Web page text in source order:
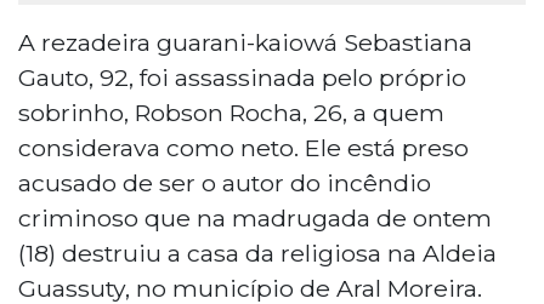
A rezadeira guarani-kaiowá Sebastiana
Gauto, 92, foi assassinada pelo próprio
sobrinho, Robson Rocha, 26, a quem
considerava como neto. Ele está preso
acusado de ser o autor do incêndio
criminoso que na madrugada de ontem
(18) destruiu a casa da religiosa na Aldeia
Guassuty, no município de Aral Moreira.